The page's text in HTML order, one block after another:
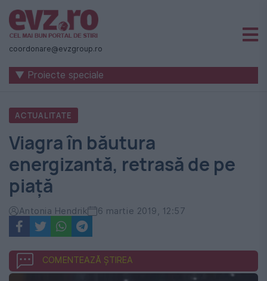
Știri
naționale
internaționale
România
-
Evenimentul
Zilei
coordonare@evzgroup.ro
▼ Proiecte speciale
ACTUALITATE
Viagra în băutura
energizantă, retrasă de pe
piaţă
Antonia Hendrik 6 martie 2019, 12:57
COMENTEAZĂ ȘTIREA